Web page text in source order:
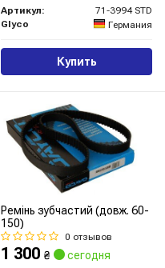
Артикул:
71-3994 STD
Glyco
Германия
Купить
Ремінь зубчастий (довж. 60-
150)
0 отзывов
1 300 ₴ сегодня